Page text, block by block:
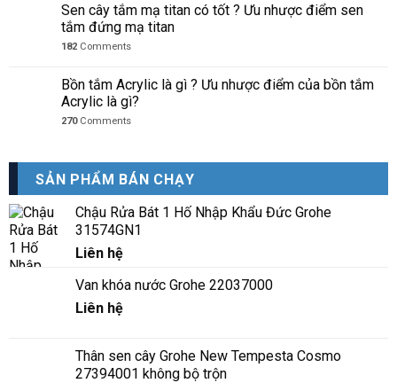
Sen cây tắm mạ titan có tốt ? Ưu nhược điểm sen
tắm đứng mạ titan
182 Comments
Bồn tắm Acrylic là gì ? Ưu nhược điểm của bồn tắm
Acrylic là gì?
270Comments
SẢN PHẨM BÁN CHẠY
Chậu Rửa Bát 1 Hố Nhập Khẩu Đức Grohe
31574GN1
Liên hệ
Van khóa nước Grohe 22037000
Liên hệ
Thân sen cây Grohe New Tempesta Cosmo
27394001 không bộ trộn